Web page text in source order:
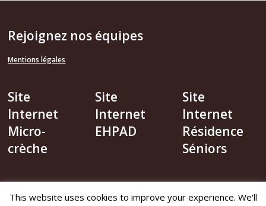
Rejoignez nos équipes
Mentions légales
Site
Internet
Micro-
crèche
Site
Internet
EHPAD
Site
Internet
Résidence
Séniors
This website uses cookies to improve your experience. We'll